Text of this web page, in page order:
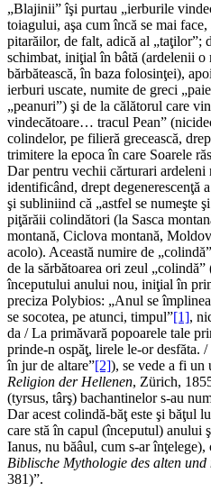
„Blajinii” îşi purtau „ierburile
toiagului, aşa cum încă se mai
pitarăilor, de falt, adică al „taţilor”;
schimbat, iniţial în bâtă (ardelenii o
bărbătească, în baza folosinţei),
ierburi uscate, numite de greci
„peanuri”) şi de la călătorul care
vindecătoare… tracul Pean”
colindelor, pe filieră grecească,
trimitere la epoca în care Soarele
Dar pentru vechii cărturari ardeleni
identificând, drept degenerescenţă
şi subliniind că „astfel se numeşte
piţărăii colindători (la Sasca
montană, Ciclova montană,
acolo). Această numire de
de la sărbătoarea ori zeul
începutului anului nou, iniţial în
preciza Polybios: „Anul se
se socotea, pe atunci, timpul”[1],
da / La primăvară popoarele tale
prinde-n ospăţ, lirele le-or desfăta.
în jur de altare”[2]), se vede a fi un
Religion der Hellenen, Zürich,
(tyrsus, târş) bachantinelor s-au
Dar acest colindă-băţ este şi băţul
care stă în capul (începutul) anului
Ianus, nu băâul, cum s-ar
Biblische Mythologie des alten und
381)”.